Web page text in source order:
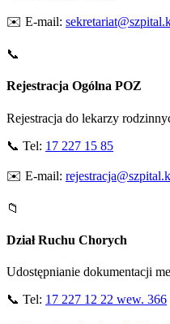
✉️ E-mail:
📞
Rejestracja Ogólna POZ
Rejestracja do lekarzy
📞 Tel: 17 227 15 85
✉️ E-mail:
📁
Dział Ruchu Chorych
Udostępnianie dokumentacji
📞 Tel: 17 227 12 22 wew. 366